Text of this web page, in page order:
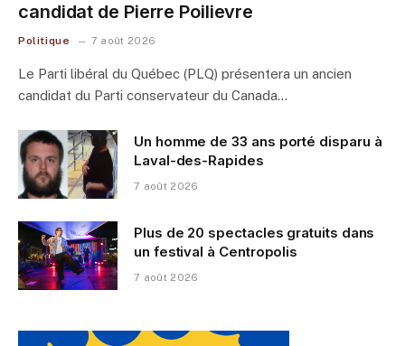
candidat de Pierre Poilievre
Politique 7 août 2026
Le Parti libéral du Québec (PLQ) présentera un ancien
candidat du Parti conservateur du Canada…
Un homme de 33 ans porté disparu à
Laval-des-Rapides
7 août 2026
Plus de 20 spectacles gratuits dans
un festival à Centropolis
7 août 2026